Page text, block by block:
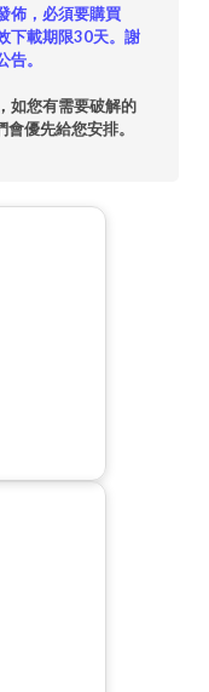
佈，必須要購買
下載期限30天。謝
。
如您有需要破解的
優先給您安排。